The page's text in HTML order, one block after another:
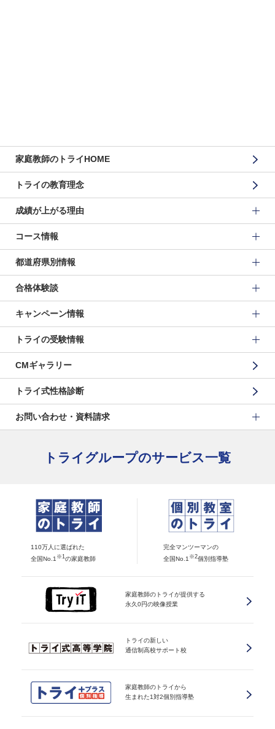
家庭教師のトライHOME
トライの教育理念
成績が上がる理由
コース情報
都道府県別情報
合格体験談
キャンペーン情報
トライの受験情報
CMギャラリー
トライ式性格診断
お問い合わせ・資料請求
トライグループのサービス一覧
110万人に選ばれた
全国No.1 ※1 の家庭教師
完全マンツーマンの
全国No.1 ※2個別指導塾
家庭教師のトライが提供する
永久0円の映像授業
トライの新しい
通信制高校サポート校
家庭教師のトライから
生まれた1対2個別指導塾